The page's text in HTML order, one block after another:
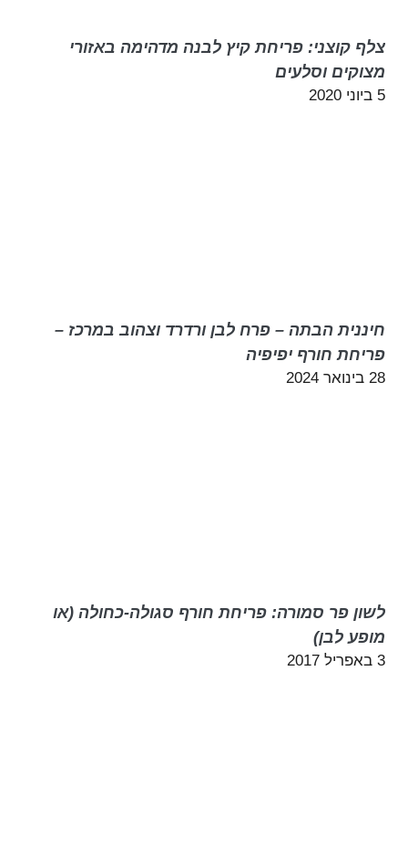
צלף קוצני: פריחת קיץ לבנה מדהימה באזורי
מצוקים וסלעים
5 ביוני 2020
חיננית הבתה – פרח לבן ורדרד וצהוב במרכז –
פריחת חורף יפיפיה
28 בינואר 2024
לשון פר סמורה: פריחת חורף סגולה-כחולה (או
מופע לבן)
3 באפריל 2017